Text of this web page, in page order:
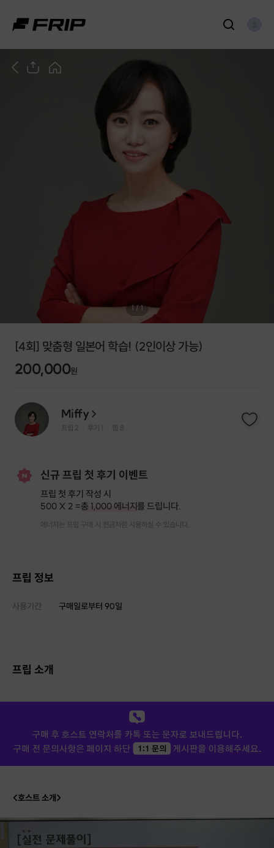
1/1
[4회] 맞춤형 일본어 학습! (2인이상 가능)
200,000원
Miffy
프립 2 후기 1 찜 8
신규 프립 첫 후기 이벤트
프립 첫 후기 작성 시
500 X 2 =총 1,000 에너지를 드립니다.
에너지는 프립 구매 시 현금처럼 사용하실 수 있습니다.
프립 정보
사용기간 구매일로부터 90일
프립 소개
<호스트 소개>